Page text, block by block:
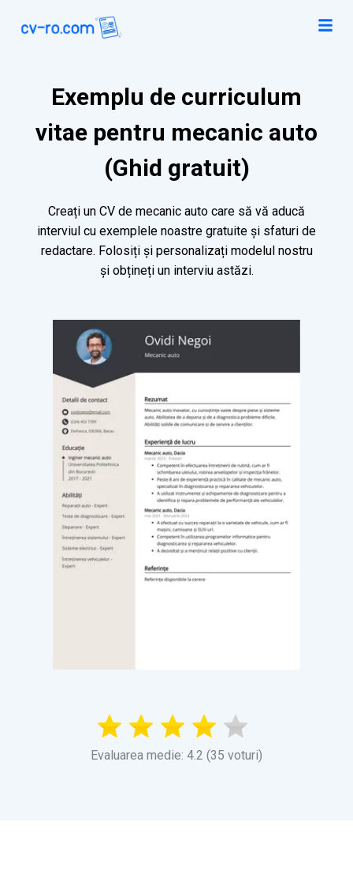
Exemplu de curriculum
vitae pentru mecanic auto
(Ghid gratuit)
Creați un CV de mecanic auto care să vă aducă
interviul cu exemplele noastre gratuite și sfaturi de
redactare. Folosiți și personalizați modelul nostru
și obțineți un interviu astăzi.
Evaluarea medie: 4.2 (35 voturi)